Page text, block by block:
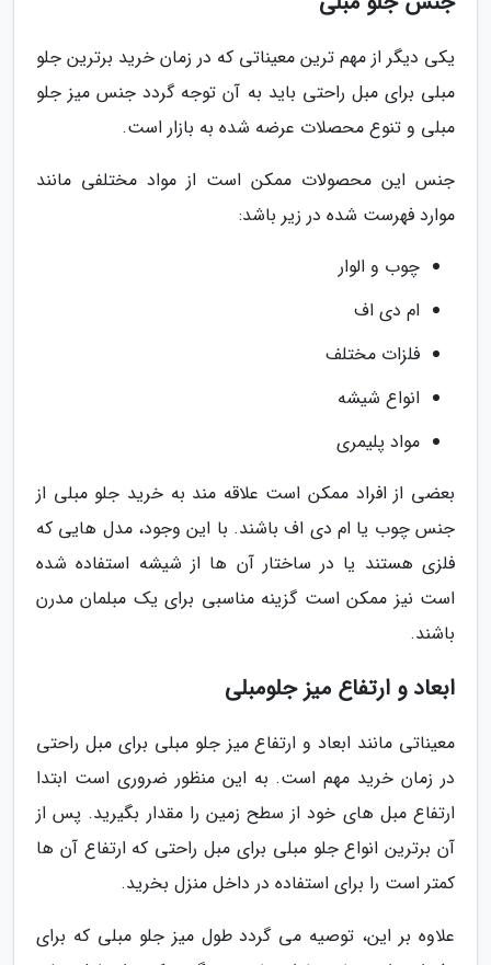
یکی دیگر از مهم ترین معیناتی که در زمان خرید برترین جلو
مبلی برای مبل راحتی باید به آن توجه گردد جنس میز جلو
مبلی و تنوع محصلات عرضه شده به بازار است.
جنس این محصولات ممکن است از مواد مختلفی مانند
موارد فهرست شده در زیر باشد:
چوب و الوار
ام دی اف
فلزات مختلف
انواع شیشه
مواد پلیمری
بعضی از افراد ممکن است علاقه مند به خرید جلو مبلی از
جنس چوب یا ام دی اف باشند. با این وجود، مدل هایی که
فلزی هستند یا در ساختار آن ها از شیشه استفاده شده
است نیز ممکن است گزینه مناسبی برای یک مبلمان مدرن
باشند.
ابعاد و ارتفاع میز جلومبلی
معیناتی مانند ابعاد و ارتفاع میز جلو مبلی برای مبل راحتی
در زمان خرید مهم است. به این منظور ضروری است ابتدا
ارتفاع مبل های خود از سطح زمین را مقدار بگیرید. پس از
آن برترین انواع جلو مبلی برای مبل راحتی که ارتفاع آن ها
کمتر است را برای استفاده در داخل منزل بخرید.
علاوه بر این، توصیه می گردد طول میز جلو مبلی که برای